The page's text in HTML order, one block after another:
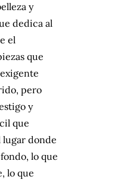
y
dedica al
el
que
pero
y
que
lugar donde
lo que
lo que